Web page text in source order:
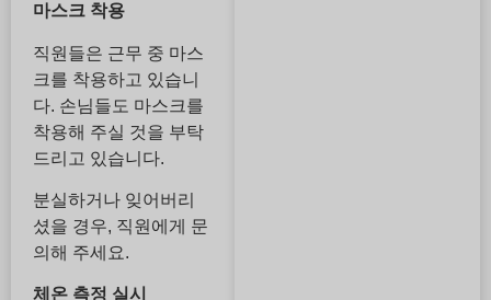
마스크 착용
직원들은 근무 중 마스
크를 착용하고 있습니
다. 손님들도 마스크를
착용해 주실 것을 부탁
드리고 있습니다.
분실하거나 잊어버리
셨을 경우, 직원에게 문
의해 주세요.
체온 측정 실시